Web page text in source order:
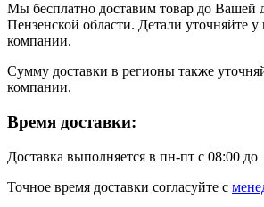
Мы бесплатно доставим товар до Вашей
Пензенской области. Детали уточняйте у
компании.
Сумму доставки в регионы также
компании.
Время доставки:
Доставка выполняется в пн-пт с 08:00 до
Точное время доставки согласуйте с